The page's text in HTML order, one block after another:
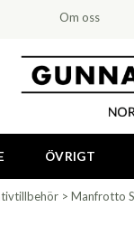
Om oss
ÖVRIGT
> Manfrotto